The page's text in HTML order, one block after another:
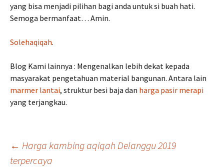
yang bisa menjadi pilihan bagi anda untuk si buah hati.
Semoga bermanfaat… Amin.
Solehaqiqah.
Blog Kami lainnya : Mengenalkan lebih dekat kepada
masyarakat pengetahuan material bangunan. Antara lain
marmer lantai, struktur besi baja dan harga pasir merapi
yang terjangkau.
Post
← Harga kambing aqiqah Delanggu 2019
terpercaya